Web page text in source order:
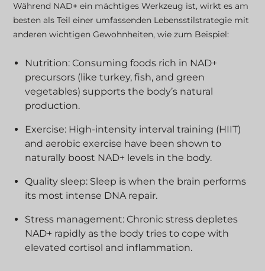
Während NAD+ ein mächtiges Werkzeug ist, wirkt es am
besten als Teil einer umfassenden Lebensstilstrategie mit
anderen wichtigen Gewohnheiten, wie zum Beispiel:
Nutrition: Consuming foods rich in NAD+
precursors (like turkey, fish, and green
vegetables) supports the body’s natural
production.
Exercise: High-intensity interval training (HIIT)
and aerobic exercise have been shown to
naturally boost NAD+ levels in the body.
Quality sleep: Sleep is when the brain performs
its most intense DNA repair.
Stress management: Chronic stress depletes
NAD+ rapidly as the body tries to cope with
elevated cortisol and inflammation.